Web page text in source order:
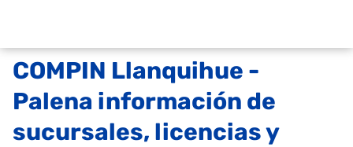
COMPIN Llanquihue -
Palena información de
sucursales, licencias y